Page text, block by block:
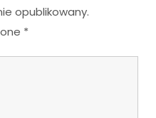
opublikowany.
*